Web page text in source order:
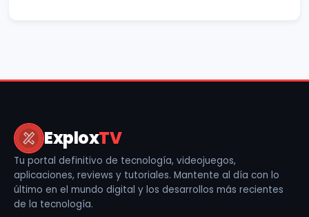
ExploxTV
Tu portal definitivo de tecnología, videojuegos,
aplicaciones, reviews y tutoriales. Mantente al día con lo
último en el mundo digital y los desarrollos más recientes
de la tecnología.